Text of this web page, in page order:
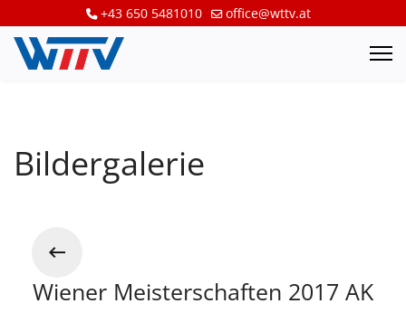
+43 650 5481010 office@wttv.at
Bildergalerie
Wiener Meisterschaften 2017 AK